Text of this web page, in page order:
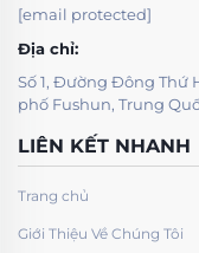
[email protected]
Địa chỉ:
Số 1, Đường Đông Thứ
phố Fushun, Trung
LIÊN KẾT NHANH
Trang chủ
Giới Thiệu Về Chúng Tôi